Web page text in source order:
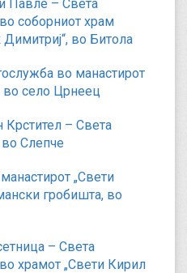
Павле – Света
соборниот храм
во Битола
во манастирот
во село Црнеец
– Света
во Слепче
„Свети
гробишта, во
– Света
храмот „Свети Кирил